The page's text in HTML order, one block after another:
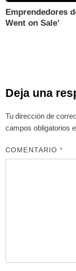
Emprendedores
Went on Sale’
Deja una
Tu dirección de
campos obligatorios
COMENTARIO*